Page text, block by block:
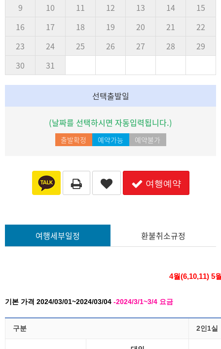
9
10 11 12 13 14
15
16
17 18 19 20 21
22
23
24 25 26 27 28
29
30
31
선택출발일
(날짜를 선택하시면 자동입력됩니다.)
출발확정 예약가능 예약불가
여행예약
여행세부일정 환불취소규정
4월(6,10,11) 5
기본 가격 2024/03/01~2024/03/04 -2024/3/1~3/4 요금
구분 2인1실